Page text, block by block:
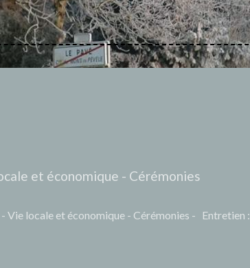
et économique - Cérémonies
Vie locale et économique - Cérémonies - Entretien :